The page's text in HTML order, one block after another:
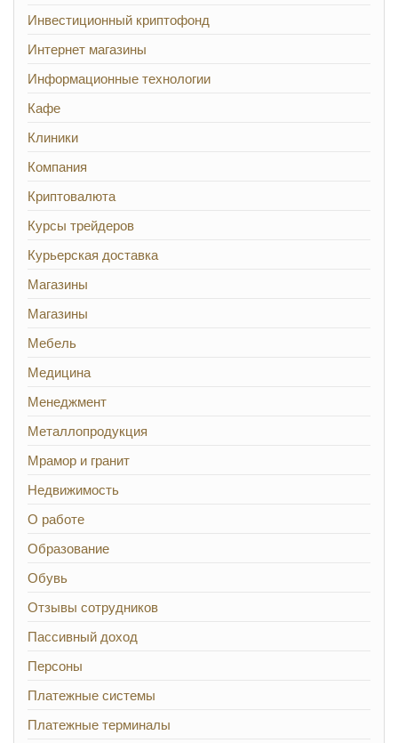
Инвестиционный криптофонд
Интернет магазины
Информационные технологии
Кафе
Клиники
Компания
Криптовалюта
Курсы трейдеров
Курьерская доставка
Магазины
Магазины
Мебель
Медицина
Менеджмент
Металлопродукция
Мрамор и гранит
Недвижимость
О работе
Образование
Обувь
Отзывы сотрудников
Пассивный доход
Персоны
Платежные системы
Платежные терминалы